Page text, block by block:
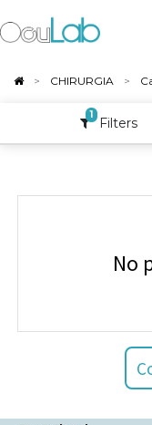
CHIRURGIA
1
Filters
No